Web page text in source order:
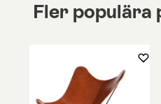
Fler populära